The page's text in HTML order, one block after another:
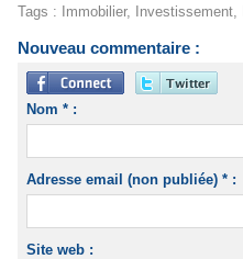
Tags : Immobilier, Investissement,
Nouveau commentaire :
Nom * :
Adresse email (non publiée) * :
Site web :